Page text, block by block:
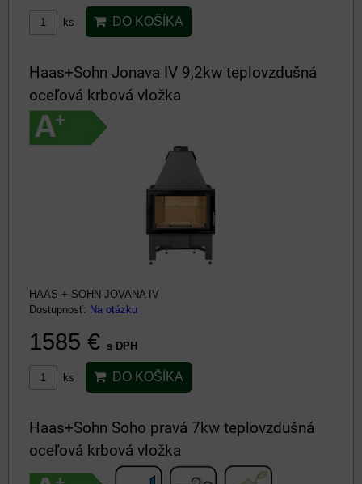
ks DO KOŠÍKA
Haas+Sohn Jonava IV 9,2kw teplovzdušná
oceľová krbová vložka
HAAS + SOHN JOVANA IV
Dostupnosť: Na otázku
1585 € s DPH
ks DO KOŠÍKA
Haas+Sohn Soho pravá 7kw teplovzdušná
oceľová krbová vložka